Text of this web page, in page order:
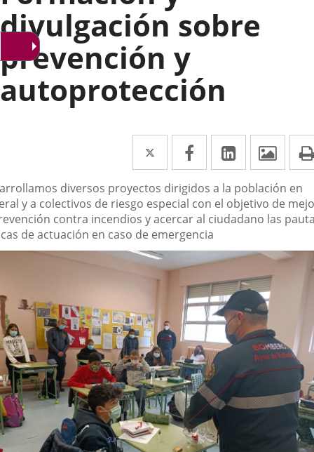
divulgación sobre
prevención y
autoprotección
Twitter
Enlace
a
una
aplicación
externa.
Facebook
Enlace
a
una
aplicación
externa.
Linkedin
Enlace
a
una
aplicación
diversos proyectos dirigidos a la población en
y a colectivos de riesgo especial con el objetivo de
contra incendios y acercar al ciudadano las
de actuación en caso de emergencia